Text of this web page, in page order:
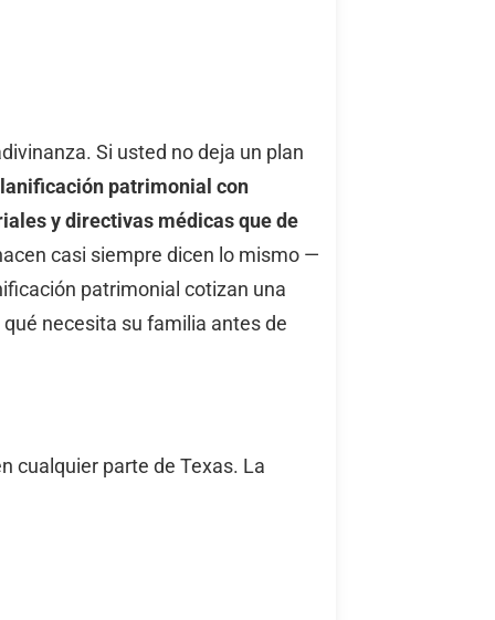
Si usted no deja un plan
patrimonial con
y directivas médicas que de
casi siempre dicen lo mismo —
patrimonial cotizan una
necesita su familia antes de
cualquier parte de Texas. La